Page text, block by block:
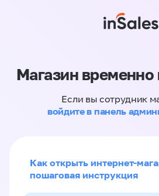
Магазин временно
Если вы сотрудник
войдите в панель
Как открыть интернет-
пошаговая инструкция